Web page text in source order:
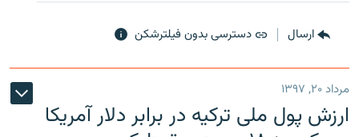
ارسال دسترسی بدون فیلترشکن
مرداد ۲۰, ۱۳۹۷
ارزش پول ملی ترکیه در برابر دلار آمریکا